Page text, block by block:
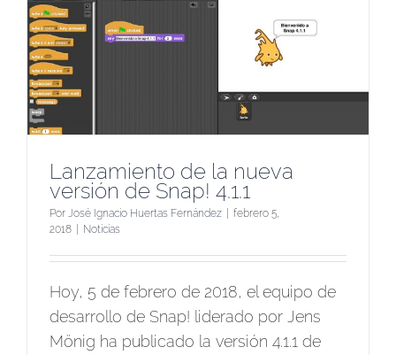
Lanzamiento de la nueva
versión de Snap! 4.1.1
Por José Ignacio Huertas Fernández
febrero 5,
2018
Noticias
Hoy, 5 de febrero de 2018, el equipo de
desarrollo de Snap! liderado por Jens
Mönig ha publicado la versión 4.1.1 de